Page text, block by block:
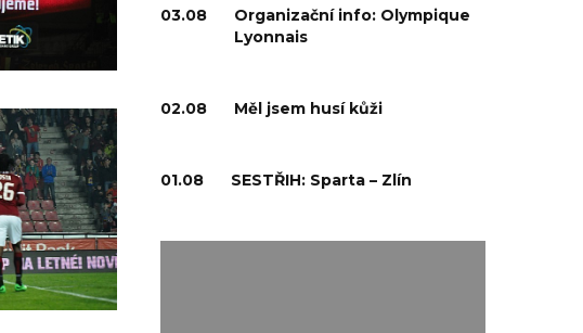
03.08
Organizační info: Olympique
Lyonnais
02.08 Měl jsem husí kůži
01.08 SESTŘIH: Sparta – Zlín